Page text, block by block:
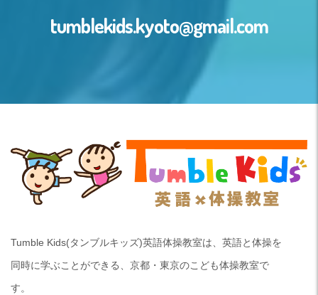
tumblekids.kyoto@gmail.com
Tumble Kids(タンブルキッズ)英語体操教室は、英語と体操を
同時に学ぶことができる、京都・東京のこども体操教室で
す。